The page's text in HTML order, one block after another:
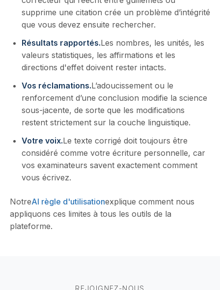
supprime une citation crée un problème d’intégrité
que vous devez ensuite rechercher.
Résultats rapportés.Les nombres, les unités, les
valeurs statistiques, les affirmations et les
directions d'effet doivent rester intacts.
Vos réclamations.L’adoucissement ou le
renforcement d’une conclusion modifie la science
sous-jacente, de sorte que les modifications
restent strictement sur la couche linguistique.
Votre voix.Le texte corrigé doit toujours être
considéré comme votre écriture personnelle, car
vos examinateurs savent exactement comment
vous écrivez.
NotreAI règle d'utilisationexplique comment nous
appliquons ces limites à tous les outils de la
plateforme.
REJOIGNEZ-NOUS